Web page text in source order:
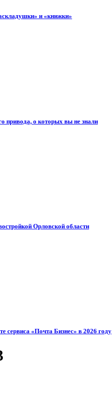
и «книжки»
привода, о которых вы не знали
Орловской области
сервиса «Почта Бизнес» в 2026 году